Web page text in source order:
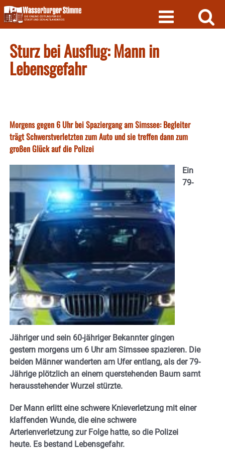
Skip
to
content
Sturz bei Ausflug: Mann in
Lebensgefahr
Morgens gegen 6 Uhr bei Spaziergang am Simssee: Begleiter
trägt Schwerstverletzten zum Auto und sie treffen dann zum
großen Glück auf die Polizei
Ein
79-
Jähriger und sein 60-jähriger Bekannter gingen
gestern morgens um 6 Uhr am Simssee spazieren. Die
beiden Männer wanderten am Ufer entlang, als der 79-
Jährige plötzlich an einem querstehenden Baum samt
herausstehender Wurzel stürzte.
Der Mann erlitt eine schwere Knieverletzung mit einer
klaffenden Wunde, die eine schwere
Arterienverletzung zur Folge hatte, so die Polizei
heute. Es bestand Lebensgefahr.